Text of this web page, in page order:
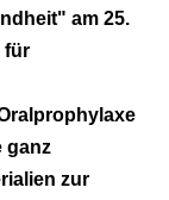
am 25.
für
ganz
zur